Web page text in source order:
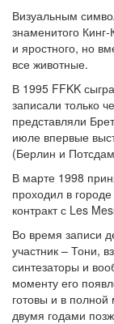
Визуальным
знаменитого
и яростного, но
все животные.
В 1995 FFKK
записали только
представляли
июле впервые
(Берлин и
В марте 1998
проходил в
контракт с Les
Во время записи
участник – Тони,
синтезаторы и
моменту его
готовы и в полной
двумя годами